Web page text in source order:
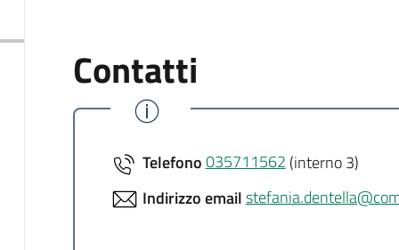
Contatti
Telefono035711562(interno 3)
Indirizzo email